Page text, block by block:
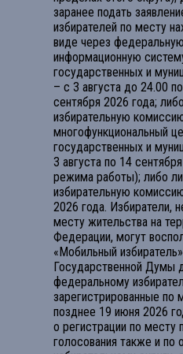
заранее подать
избирателей по месту
виде через
информационную
государственных и
– с 3 августа до 24.00
сентября 2026 года;
избирательную
многофункциональный
государственных и
3 августа по 14
режима работы); либо
избирательную
2026 года. Избиратели,
месту жительства на
Федерации, могут
«Мобильный
Государственной Думы
федеральному
зарегистрированные по
позднее 19 июня 2026
о регистрации по месту
голосования также и по